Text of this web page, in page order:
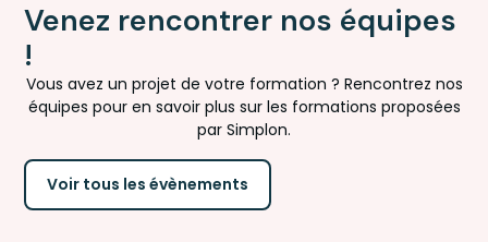
Venez rencontrer nos équipes
!
Vous avez un projet de votre formation ? Rencontrez nos
équipes pour en savoir plus sur les formations proposées
par Simplon.
Voir tous les évènements